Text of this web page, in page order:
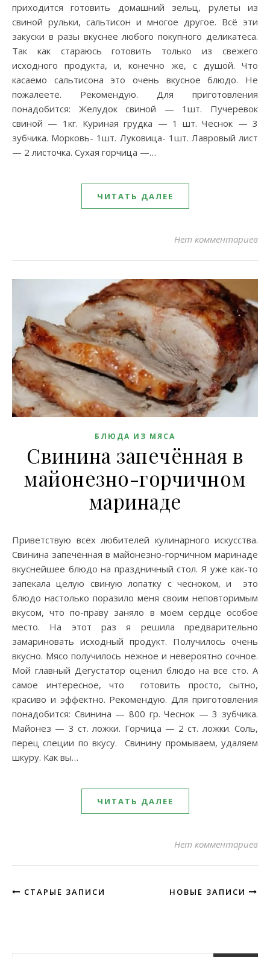
приходится готовить домашний зельц, рулеты из
свиной рульки, сальтисон и многое другое. Всё эти
закуски в разы вкуснее любого покупного деликатеса.
Так как стараюсь готовить только из свежего
исходного продукта, и, конечно же, с душой. Что
касаемо сальтисона это очень вкусное блюдо. Не
пожалеете. Рекомендую. Для приготовления
понадобится: Желудок свиной — 1шт. Пучеревок
свиной — 1кг. Куриная грудка — 1 шт. Чеснок — 3
зубчика. Морковь- 1шт. Луковица- 1шт. Лавровый лист
— 2 листочка. Сухая горчица —…
ЧИТАТЬ ДАЛЕЕ
Нет комментариев
БЛЮДА ИЗ МЯСА
Свинина запечённая в
майонезно-горчичном
маринаде
Приветствую всех любителей кулинарного искусства.
Свинина запечённая в майонезно-горчичном маринаде
вкуснейшее блюдо на праздничный стол. Я уже как-то
запекала целую свиную лопатку с чесноком, и это
блюдо настолько поразило меня своим неповторимым
вкусом, что по-праву заняло в моем сердце особое
место. На этот раз я решила предварительно
замариновать исходный продукт. Получилось очень
вкусно. Мясо получилось нежное и невероятно сочное.
Мой главный Дегустатор оценил блюдо на все сто. А
самое интересное, что готовить просто, сытно,
красиво и эффектно. Рекомендую. Для приготовления
понадобится: Свинина — 800 гр. Чеснок — 3 зубчика.
Майонез — 3 ст. ложки. Горчица — 2 ст. ложки. Соль,
перец специи по вкусу. Свинину промываем, удаляем
шкуру. Как вы…
ЧИТАТЬ ДАЛЕЕ
Нет комментариев
СТАРЫЕ ЗАПИСИ НОВЫЕ ЗАПИСИ